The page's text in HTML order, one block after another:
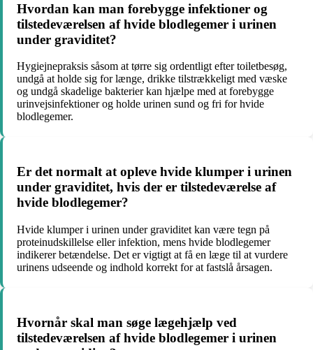
Hvordan kan man forebygge infektioner og
tilstedeværelsen af hvide blodlegemer i urinen
under graviditet?
Hygiejnepraksis såsom at tørre sig ordentligt efter toiletbesøg,
undgå at holde sig for længe, drikke tilstrækkeligt med væske
og undgå skadelige bakterier kan hjælpe med at forebygge
urinvejsinfektioner og holde urinen sund og fri for hvide
blodlegemer.
Er det normalt at opleve hvide klumper i urinen
under graviditet, hvis der er tilstedeværelse af
hvide blodlegemer?
Hvide klumper i urinen under graviditet kan være tegn på
proteinudskillelse eller infektion, mens hvide blodlegemer
indikerer betændelse. Det er vigtigt at få en læge til at vurdere
urinens udseende og indhold korrekt for at fastslå årsagen.
Hvornår skal man søge lægehjælp ved
tilstedeværelsen af hvide blodlegemer i urinen